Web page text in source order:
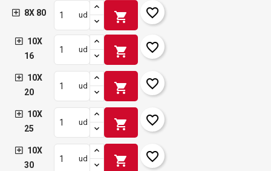
8X 80 ud shopping_cart favorite_border
10X
16
ud shopping_cart favorite_border
10X
20
ud shopping_cart favorite_border
10X
25
ud shopping_cart favorite_border
10X
30
ud shopping_cart favorite_border